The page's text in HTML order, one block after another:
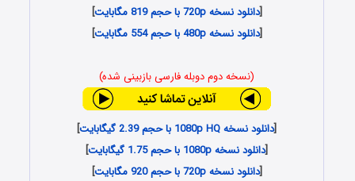
[دانلود نسخه 720p با حجم 819 مگابایت
]
[دانلود نسخه 480p با حجم 554 مگابایت ]
(نسخه دوم دوبله فارسی بازبینی شده)
[دانلود نسخه 1080p HQ با حجم 2.39 گیگابایت
]
[دانلود نسخه 1080p با حجم 1.75 گیگابایت
]
[دانلود نسخه 720p با حجم 920 مگابایت
]